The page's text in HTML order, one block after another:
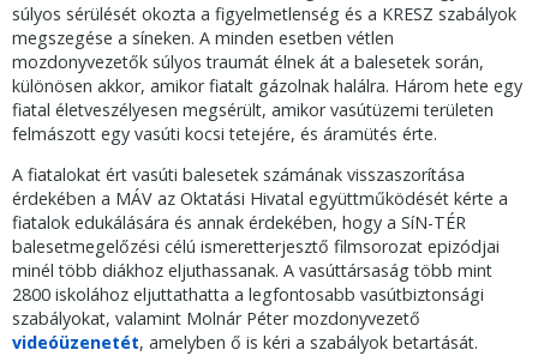
súlyos sérülését okozta a figyelmetlenség és a KRESZ szabályok
megszegése a síneken. A minden esetben vétlen
mozdonyvezetők súlyos traumát élnek át a balesetek során,
különösen akkor, amikor fiatalt gázolnak halálra. Három hete egy
fiatal életveszélyesen megsérült, amikor vasútüzemi területen
felmászott egy vasúti kocsi tetejére, és áramütés érte.
A fiatalokat ért vasúti balesetek számának visszaszorítása
érdekében a MÁV az Oktatási Hivatal együttműködését kérte a
fiatalok edukálására és annak érdekében, hogy a SíN-TÉR
balesetmegelőzési célú ismeretterjesztő filmsorozat epizódjai
minél több diákhoz eljuthassanak. A vasúttársaság több mint
2800 iskolához eljuttathatta a legfontosabb vasútbiztonsági
szabályokat, valamint Molnár Péter mozdonyvezető
videóüzenetét, amelyben ő is kéri a szabályok betartását.